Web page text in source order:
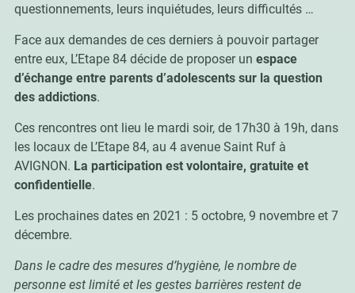
questionnements, leurs inquiétudes, leurs difficultés …
Face aux demandes de ces derniers à pouvoir partager
entre eux, L’Etape 84 décide de proposer un espace
d’échange entre parents d’adolescents sur la question
des addictions.
Ces rencontres ont lieu le mardi soir, de 17h30 à 19h, dans
les locaux de L’Etape 84, au 4 avenue Saint Ruf à
AVIGNON. La participation est volontaire, gratuite et
confidentielle.
Les prochaines dates en 2021 : 5 octobre, 9 novembre et 7
décembre.
Dans le cadre des mesures d’hygiène, le nombre de
personne est limité et les gestes barrières restent de